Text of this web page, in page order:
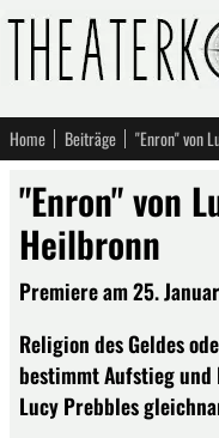
Home Beiträge
"Enron" von
Heilbronn
Premiere am 25.
Religion des Geldes
bestimmt Aufstieg und
Lucy Prebbles